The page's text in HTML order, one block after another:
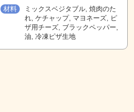
材料
ミックスベジタブル, 焼肉のた
れ, ケチャップ, マヨネーズ, ピ
ザ用チーズ, ブラックペッパー,
油, 冷凍ピザ生地